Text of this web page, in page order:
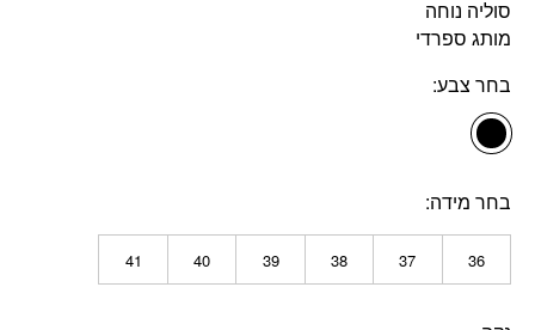
סוליה נוחה
מותג ספרדי
בחר צבע
בחר מידה
36
37
38
39
40
41